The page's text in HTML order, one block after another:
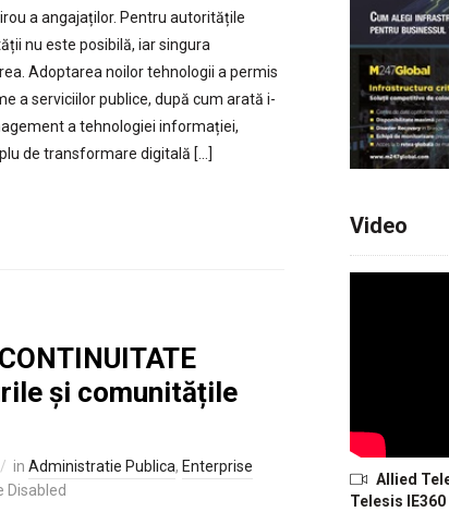
a angajaților. Pentru autoritățile
nu este posibilă, iar singura
Adoptarea noilor tehnologii a permis
a serviciilor publice, după cum arată i-
a tehnologiei informației,
de transformare digitală […]
și comunitățile
in Administratie Publica, Enterprise
Disabled
Video
Allied
Telesis